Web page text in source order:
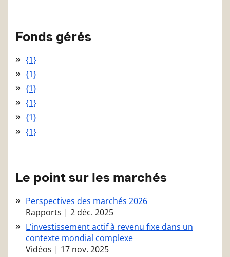
Fonds gérés
{1}
{1}
{1}
{1}
{1}
{1}
Le point sur les marchés
Perspectives des marchés 2026
Rapports | 2 déc. 2025
L’investissement actif à revenu fixe dans un
contexte mondial complexe
Vidéos | 17 nov. 2025